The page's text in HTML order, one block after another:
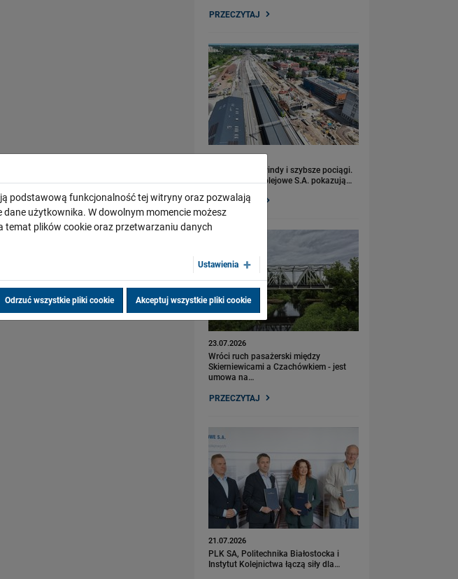
PRZECZYTAJ
Nowe perony, windy i szybsze pociągi.
Polskie Linie Kolejowe S.A. pokazują…
PRZECZYTAJ
23.07.2026
Wróci ruch pasażerski między
Skierniewicami a Czachówkiem - jest
umowa na…
PRZECZYTAJ
21.07.2026
PLK SA, Politechnika Białostocka i
Instytut Kolejnictwa łączą siły dla…
podstawową funkcjonalność tej witryny oraz pozwalają
użytkownika. W dowolnym momencie możesz
temat plików cookie oraz przetwarzaniu danych
Ustawienia
Odrzuć wszystkie pliki cookie Akceptuj wszystkie pliki cookie